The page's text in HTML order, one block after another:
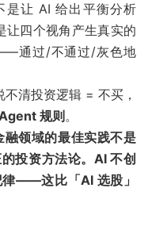
是让 AI 给出平衡分析
让四个视角产生真实的
通过/不通过/灰色地
清投资逻辑 = 不买，
规则 。
领域的最佳实践不是
投资方法论。AI 不创
——这比「AI 选股」